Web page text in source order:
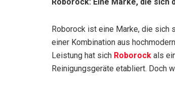
Roborock ist eine Marke, die sich
einer Kombination aus
Leistung hat sich Roborock als
Reinigungsgeräte etabliert. Doch